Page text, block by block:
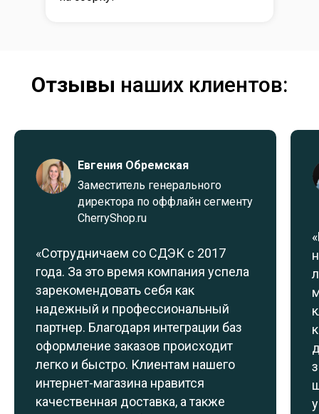
Отзывы наших клиентов:
Евгения Обремская
Заместитель генерального
директора по оффлайн сегменту
CherryShop.ru
«Сотрудничаем со СДЭК с 2017
года. За это время компания успела
зарекомендовать себя как
надежный и профессиональный
партнер. Благодаря интеграции баз
оформление заказов происходит
легко и быстро. Клиентам нашего
интернет-магазина нравится
качественная доставка, а также